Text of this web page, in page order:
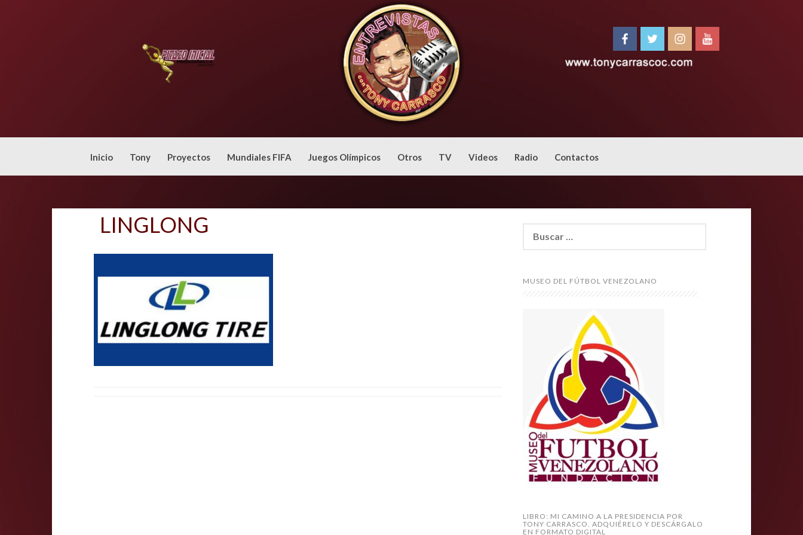
Inicio Tony Proyectos Mundiales FIFA Juegos Olímpicos Otros TV Videos Radio Contactos
LINGLONG
MUSEO DEL FÚTBOL VENEZOLANO
LIBRO: MI CAMINO A LA PRESIDENCIA POR
TONY CARRASCO. ADQUIÉRELO Y DESCÁRGALO
EN FORMATO DIGITAL